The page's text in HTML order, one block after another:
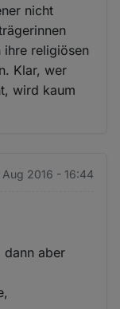
nicht
ihre religiösen
Klar, wer
wird kaum
2016 - 16:44
dann aber